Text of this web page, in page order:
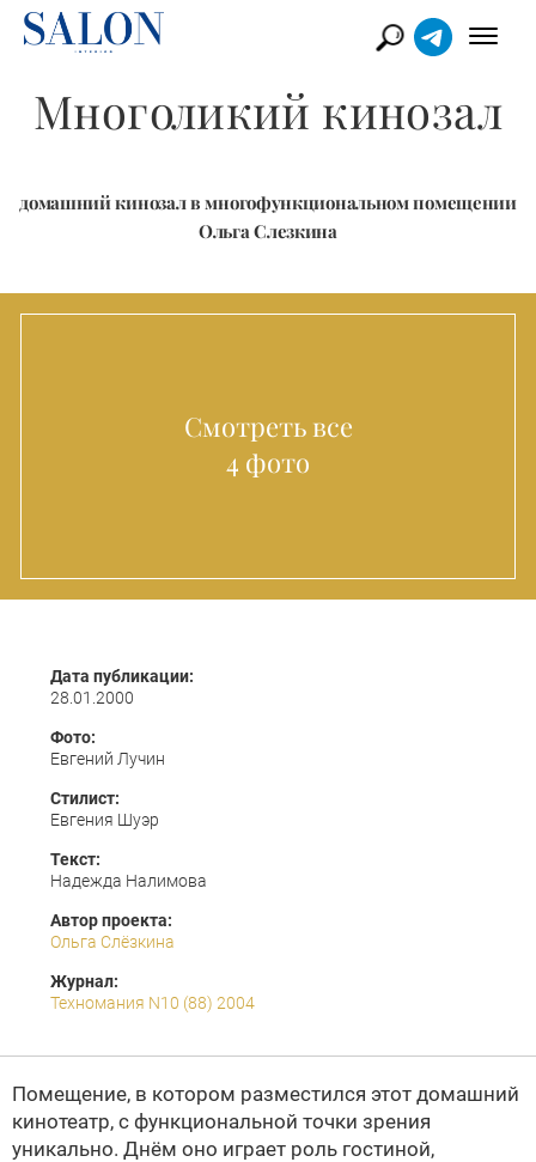
Многоликий кинозал
домашний кинозал в многофункциональном помещении
Ольга Слезкина
Смотреть все
4 фото
Дата публикации:
28.01.2000
Фото:
Евгений Лучин
Стилист:
Евгения Шуэр
Текст:
Надежда Налимова
Автор проекта:
Ольга Слёзкина
Журнал:
Техномания N10 (88) 2004
Помещение, в котором разместился этот домашний
кинотеатр, с функциональной точки зрения
уникально. Днём оно играет роль гостиной,